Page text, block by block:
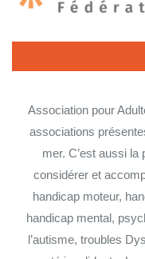
Association pour
associations
mer. C’est aussi
considérer et
handicap moteur,
handicap mental,
l’autisme, troubles